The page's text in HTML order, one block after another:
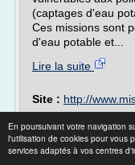
En poursuivant votre navigation
l'utilisation de cookies pour vous
services adaptés à vos centres
(captages d'eau
Ces missions sont
d'eau potable et...
Lire la suite
Site : http://
lutte contre la
la maison/les